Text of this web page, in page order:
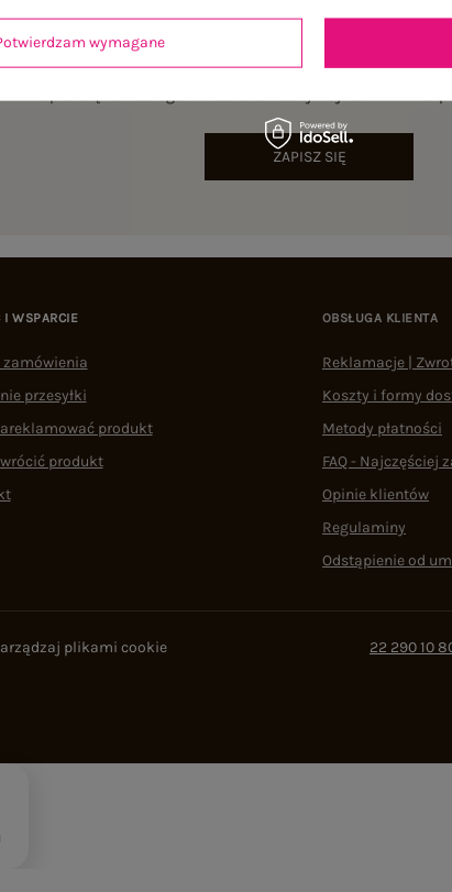
ZAPISZ SIĘ
I WSPARCIE
zamówienia
przesyłki
produkt
produkt
OBSŁUGA KLIENTA
Reklamacje |
Koszty i formy
Metody płatności
FAQ - Najczęściej
Opinie klientów
Regulaminy
Odstąpienie od
plikami cookie 22 290 10
wymagane